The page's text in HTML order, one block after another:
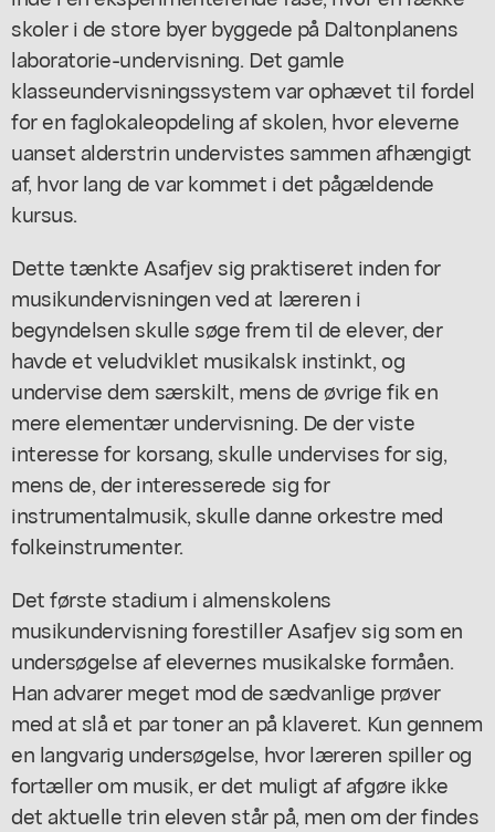
skoler i de store byer byggede på Daltonplanens
laboratorie-undervisning. Det gamle
klasseundervisningssystem var ophævet til fordel
for en faglokaleopdeling af skolen, hvor eleverne
uanset alderstrin undervistes sammen afhængigt
af, hvor lang de var kommet i det pågældende
kursus.
Dette tænkte Asafjev sig praktiseret inden for
musikundervisningen ved at læreren i
begyndelsen skulle søge frem til de elever, der
havde et veludviklet musikalsk instinkt, og
undervise dem særskilt, mens de øvrige fik en
mere elementær undervisning. De der viste
interesse for korsang, skulle undervises for sig,
mens de, der interesserede sig for
instrumentalmusik, skulle danne orkestre med
folkeinstrumenter.
Det første stadium i almenskolens
musikundervisning forestiller Asafjev sig som en
undersøgelse af elevernes musikalske formåen.
Han advarer meget mod de sædvanlige prøver
med at slå et par toner an på klaveret. Kun gennem
en langvarig undersøgelse, hvor læreren spiller og
fortæller om musik, er det muligt af afgøre ikke
det aktuelle trin eleven står på, men om der findes